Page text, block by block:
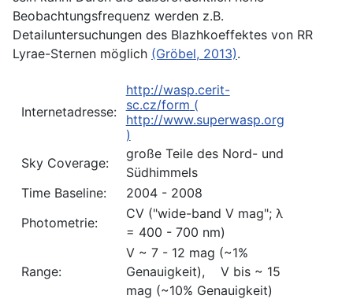
Beobachtungsfrequenz werden z.B.
Detailuntersuchungen des Blazhkoeffektes von RR
Lyrae-Sternen möglich (Gröbel, 2013).
Internetadresse:
http://wasp.cerit-
sc.cz/form (
http://www.superwasp.org
)
Sky Coverage:
große Teile des Nord- und
Südhimmels
Time Baseline:
2004 - 2008
Photometrie:
CV ("wide-band V mag"; λ
= 400 - 700 nm)
Range:
V ~ 7 - 12 mag (~1%
Genauigkeit), V bis ~ 15
mag (~10% Genauigkeit)